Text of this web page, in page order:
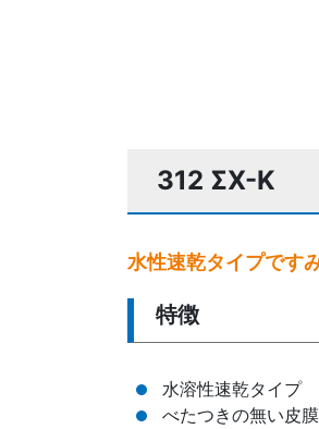
312 ΣX-K
水性速乾タイプです
特徴
水溶性速乾タイプ
べたつきの無い皮